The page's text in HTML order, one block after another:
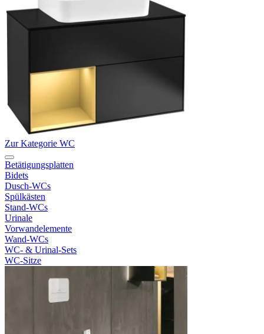
Zur Kategorie WC
Betätigungsplatten
Bidets
Dusch-WCs
Spülkästen
Stand-WCs
Urinale
Vorwandelemente
Wand-WCs
WC- & Urinal-Sets
WC-Sitze